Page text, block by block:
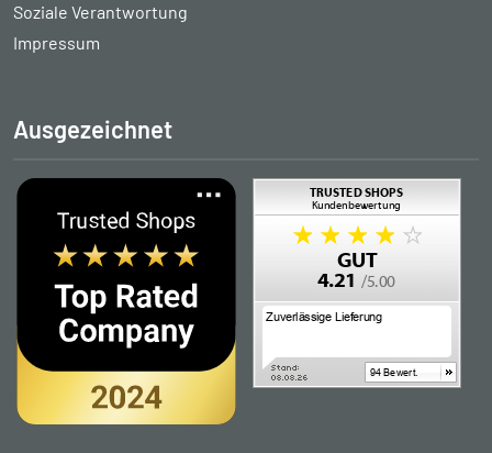
Soziale Verantwortung
Impressum
Ausgezeichnet